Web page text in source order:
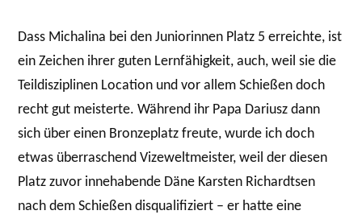
Dass Michalina bei den Juniorinnen Platz 5 erreichte, ist
ein Zeichen ihrer guten Lernfähigkeit, auch, weil sie die
Teildisziplinen Location und vor allem Schießen doch
recht gut meisterte. Während ihr Papa Dariusz dann
sich über einen Bronzeplatz freute, wurde ich doch
etwas überraschend Vizeweltmeister, weil der diesen
Platz zuvor innehabende Däne Karsten Richardtsen
nach dem Schießen disqualifiziert – er hatte eine